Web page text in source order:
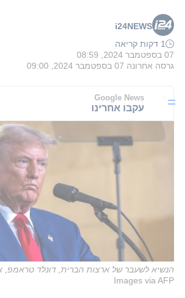
i24NEWS
1 דקות קריאה
07 בספטמבר 2024, 08:59
גרסה אחרונה 07 בספטמבר 2024, 09:00
Google News
עקבו אחרינו
הנשיא לשעבר של ארצות הברית, דונלד טראמפ,
Images via AFP